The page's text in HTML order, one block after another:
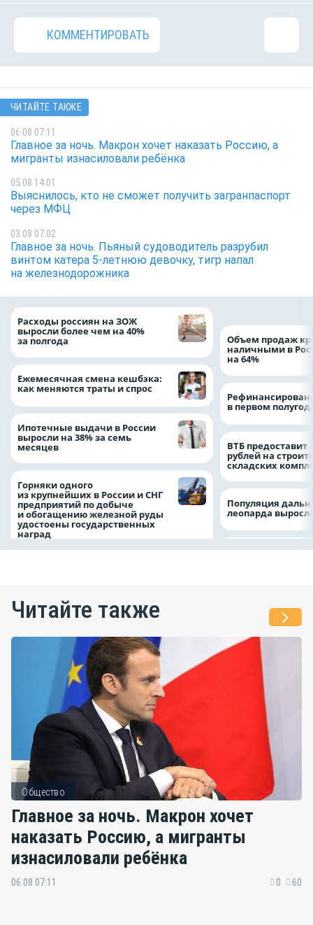
КОММЕНТИРОВАТЬ
ЧИТАЙТЕ ТАКЖЕ
06.08 07:11
Главное за ночь. Макрон хочет наказать Россию, а
мигранты изнасиловали ребёнка
05.08 14:01
Выяснилось, кто не сможет получить загранпаспорт
через МФЦ
03.08 07:02
Главное за ночь. Пьяный судоводитель разрубил
винтом катера 5-летнюю девочку, тигр напал
на железнодорожника
Расходы россиян на ЗОЖ
выросли более чем на 40%
за полгода
Ежемесячная смена кешбэка:
как меняются траты и спрос
Ипотечные выдачи в России
выросли на 38% за семь
месяцев
Горняки одного
из крупнейших в России и СНГ
предприятий по добыче
и обогащению железной руды
удостоены государственных
наград
Объем продаж
наличными в
на 64%
в первом
ВТБ предоставит
рублей на
складских
Популяция
леопарда
Читайте также
Общество
Главное за ночь. Макрон хочет
наказать Россию, а мигранты
изнасиловали ребёнка
06.08 07:11 0 60